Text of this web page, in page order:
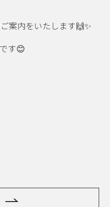
案内をいたします🙌✨
す😊